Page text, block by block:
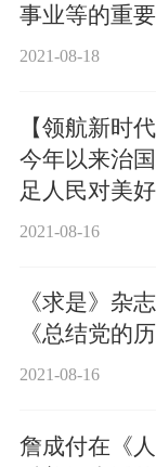
事业等的重
2021-08-18
【领航新时
今年以来治
足人民对美
2021-08-16
《求是》杂
《总结党的
2021-08-16
詹成付在《